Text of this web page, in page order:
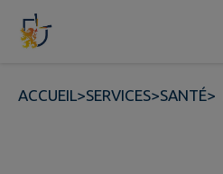
Contenu
ACCUEIL>SERVICES>SANTÉ>